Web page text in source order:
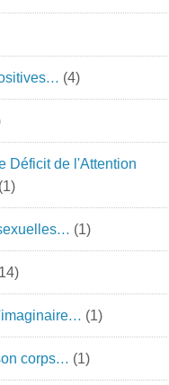
(4)
Déficit de l'Attention
(1)
(1)
(1)
corps… (1)